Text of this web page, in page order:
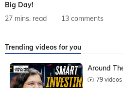
Big Day!
27 mins. read
13 comments
Trending videos for you
Around
79 videos